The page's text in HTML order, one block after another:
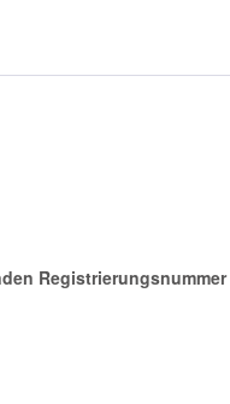
Registrierungsnummer